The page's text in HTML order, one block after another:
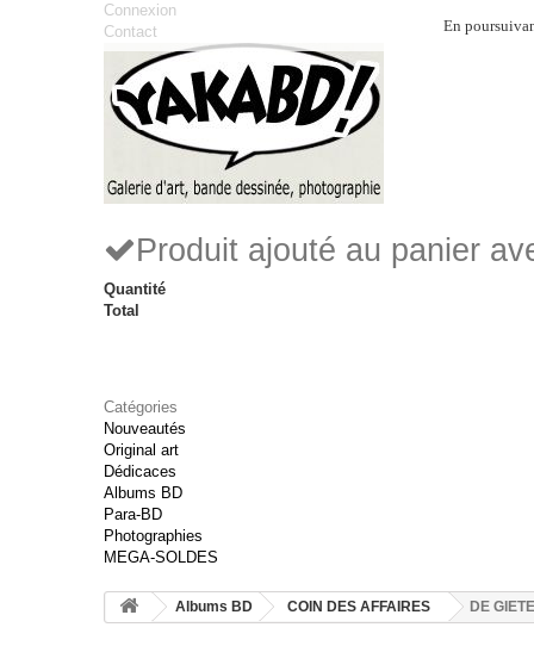
Connexion
Contact
Produit ajouté au panier
Quantité
Total
Catégories
Nouveautés
Original art
Dédicaces
Albums BD
Para-BD
Photographies
MEGA-SOLDES
Albums BD COIN DES AFFAIRES DE
En